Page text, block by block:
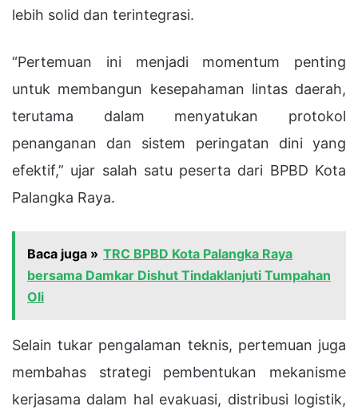
lebih solid dan terintegrasi.
“Pertemuan ini menjadi momentum penting
untuk membangun kesepahaman lintas daerah,
terutama dalam menyatukan protokol
penanganan dan sistem peringatan dini yang
efektif,” ujar salah satu peserta dari BPBD Kota
Palangka Raya.
Baca juga » TRC BPBD Kota Palangka Raya
bersama Damkar Dishut Tindaklanjuti Tumpahan
Oli
Selain tukar pengalaman teknis, pertemuan juga
membahas strategi pembentukan mekanisme
kerjasama dalam hal evakuasi, distribusi logistik,